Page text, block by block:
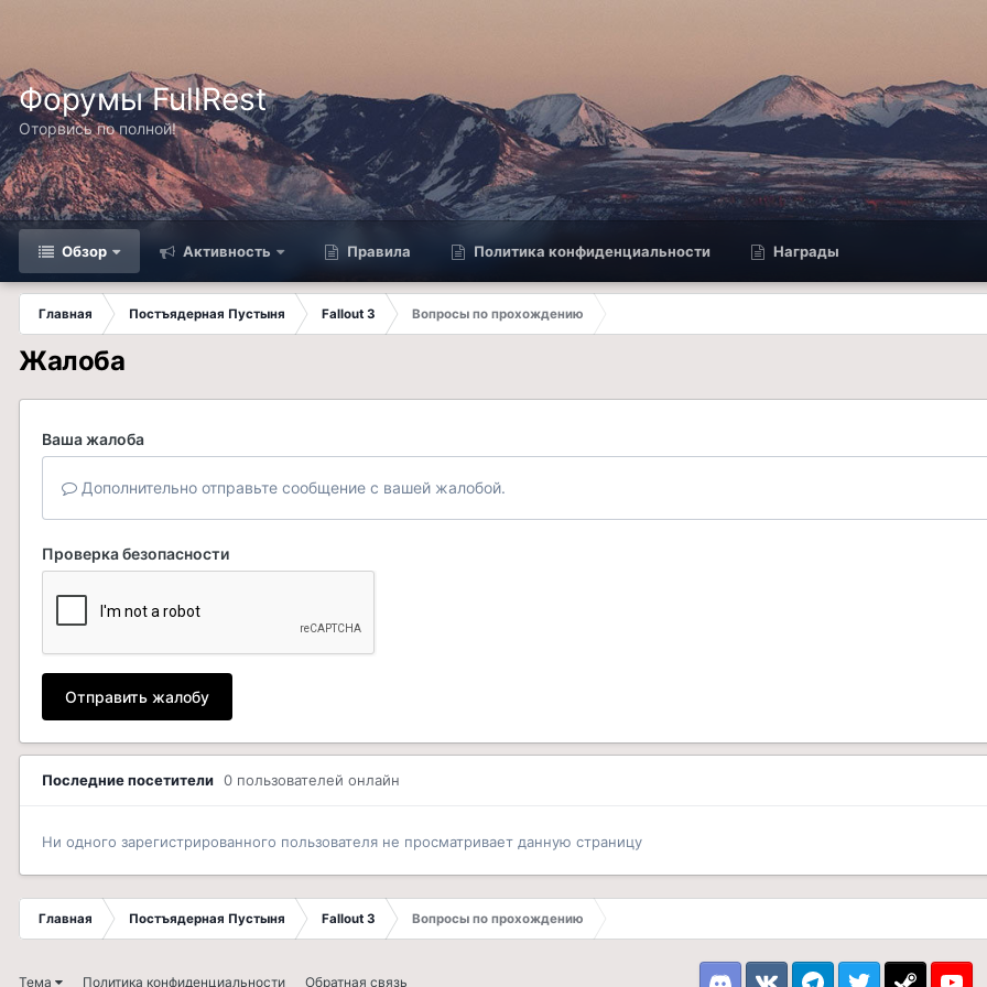
Форумы FullRest
Оторвись по полной!
Обзор Активность Правила Политика конфиденциальности Награды
Главная Постъядерная Пустыня Fallout 3
Вопросы по прохождению
Жалоба
Ваша жалоба
Дополнительно отправьте сообщение с вашей жалобой.
Проверка безопасности
Отправить жалобу
Последние посетители 0 пользователей онлайн
Ни одного зарегистрированного пользователя не просматривает данную страницу
Главная Постъядерная Пустыня Fallout 3 Вопросы по прохождению
Тема Политика конфиденциальности Обратная связь